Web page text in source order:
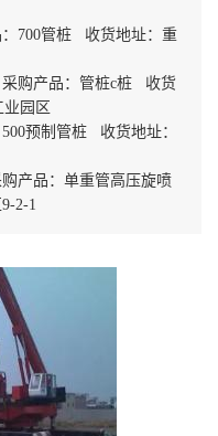
700管桩 收货地址：重
购产品：管桩c桩 收货
业园区
预制管桩 收货地址：
产品：单重管高压旋喷
2-1